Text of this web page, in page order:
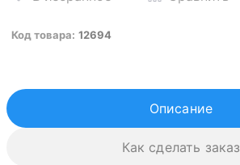
Код товара: 12694
Описание
Как сделать заказ